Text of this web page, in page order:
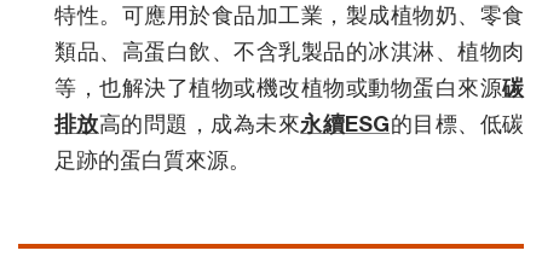
特性。可應用於食品加工業，製成植物奶、零食
類品、高蛋白飲、不含乳製品的冰淇淋、植物肉
等，也解決了植物或機改植物或動物蛋白來源碳
排放高的問題，成為未來永續ESG的目標、低碳
足跡的蛋白質來源。